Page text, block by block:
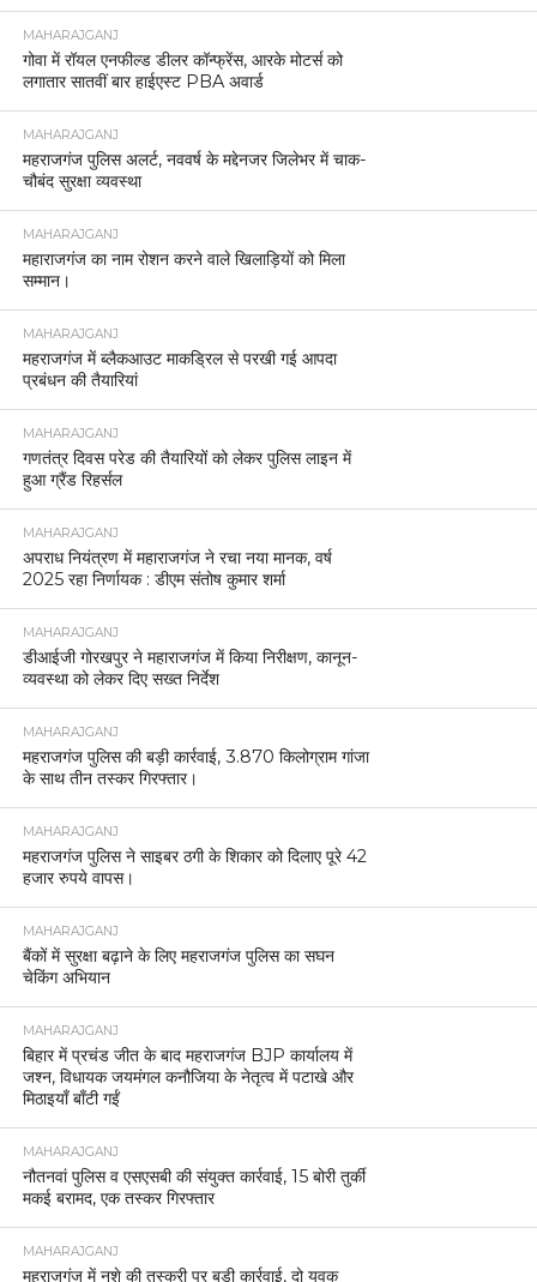
MAHARAJGANJ
गोवा में रॉयल एनफील्ड डीलर कॉन्फ्रेंस, आरके मोटर्स को
लगातार सातवीं बार हाईएस्ट PBA अवार्ड
MAHARAJGANJ
महराजगंज पुलिस अलर्ट, नववर्ष के मद्देनजर जिलेभर में चाक-
चौबंद सुरक्षा व्यवस्था
MAHARAJGANJ
महाराजगंज का नाम रोशन करने वाले खिलाड़ियों को मिला
सम्मान।
MAHARAJGANJ
महराजगंज में ब्लैकआउट माकड्रिल से परखी गई आपदा
प्रबंधन की तैयारियां
MAHARAJGANJ
गणतंत्र दिवस परेड की तैयारियों को लेकर पुलिस लाइन में
हुआ ग्रैंड रिहर्सल
MAHARAJGANJ
अपराध नियंत्रण में महाराजगंज ने रचा नया मानक, वर्ष
2025 रहा निर्णायक : डीएम संतोष कुमार शर्मा
MAHARAJGANJ
डीआईजी गोरखपुर ने महाराजगंज में किया निरीक्षण, कानून-
व्यवस्था को लेकर दिए सख्त निर्देश
MAHARAJGANJ
महराजगंज पुलिस की बड़ी कार्रवाई, 3.870 किलोग्राम गांजा
के साथ तीन तस्कर गिरफ्तार।
MAHARAJGANJ
महराजगंज पुलिस ने साइबर ठगी के शिकार को दिलाए पूरे 42
हजार रुपये वापस।
MAHARAJGANJ
बैंकों में सुरक्षा बढ़ाने के लिए महराजगंज पुलिस का सघन
चेकिंग अभियान
MAHARAJGANJ
बिहार में प्रचंड जीत के बाद महराजगंज BJP कार्यालय में
जश्न, विधायक जयमंगल कनौजिया के नेतृत्व में पटाखे और
मिठाइयाँ बाँटी गईं
MAHARAJGANJ
नौतनवां पुलिस व एसएसबी की संयुक्त कार्रवाई, 15 बोरी तुर्की
मकई बरामद, एक तस्कर गिरफ्तार
MAHARAJGANJ
महराजगंज में नशे की तस्करी पर बड़ी कार्रवाई, दो युवक